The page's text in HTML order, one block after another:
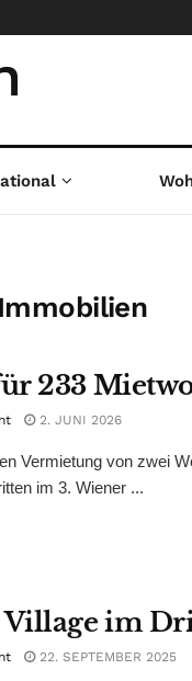
233
2. JUNI 2026
Vermietung von zwei
im 3. Wiener ...
im
22. SEPTEMBER 2025